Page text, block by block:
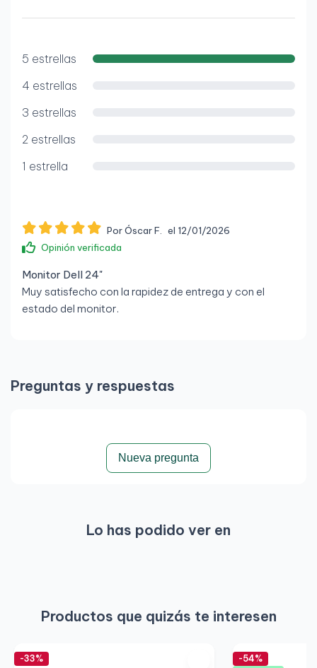
5 estrellas
4 estrellas
3 estrellas
2 estrellas
1 estrella
Por Óscar F.
el 12/01/2026
Opinión verificada
Monitor Dell 24"
Muy satisfecho con la rapidez de entrega y con el
estado del monitor.
Preguntas y respuestas
Nueva pregunta
Lo has podido ver en
Productos que quizás te interesen
-33% -54%